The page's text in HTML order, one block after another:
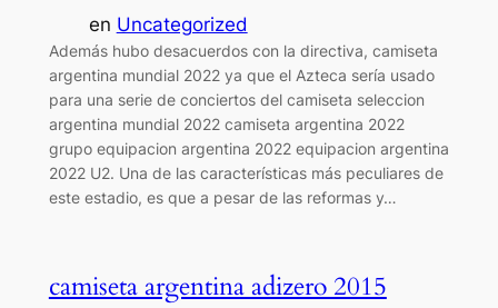
en Uncategorized
Además hubo desacuerdos con la directiva, camiseta
argentina mundial 2022 ya que el Azteca sería usado
para una serie de conciertos del camiseta seleccion
argentina mundial 2022 camiseta argentina 2022
grupo equipacion argentina 2022 equipacion argentina
2022 U2. Una de las características más peculiares de
este estadio, es que a pesar de las reformas y…
camiseta argentina adizero 2015